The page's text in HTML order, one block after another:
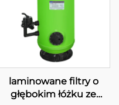
laminowane filtry o
głębokim łóżku ze